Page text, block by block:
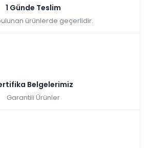
1 Günde Teslim
ürünlerde geçerlidir.
Belgelerimiz
Garantili Ürünler